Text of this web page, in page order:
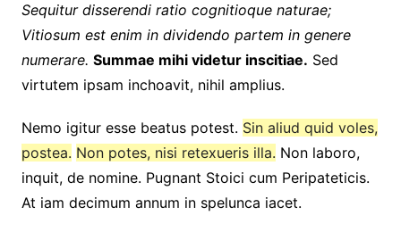
Sequitur disserendi ratio cognitioque naturae;
Vitiosum est enim in dividendo partem in genere
numerare. Summae mihi videtur inscitiae. Sed
virtutem ipsam inchoavit, nihil amplius.
Nemo igitur esse beatus potest. Sin aliud quid voles,
postea. Non potes, nisi retexueris illa. Non laboro,
inquit, de nomine. Pugnant Stoici cum Peripateticis.
At iam decimum annum in spelunca iacet.